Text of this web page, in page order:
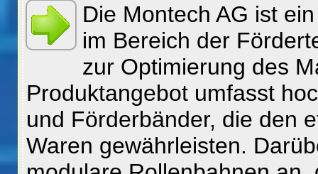
Die Montech AG ist
im Bereich der
zur Optimierung des
Produktangebot umfasst
und Förderbänder, die den
Waren gewährleisten.